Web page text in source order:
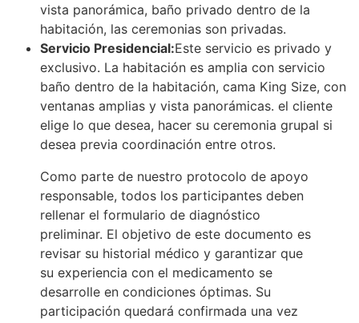
vista panorámica, baño privado dentro de la
habitación, las ceremonias son privadas.
Servicio Presidencial:Este servicio es privado y
exclusivo. La habitación es amplia con servicio
baño dentro de la habitación, cama King Size, con
ventanas amplias y vista panorámicas. el cliente
elige lo que desea, hacer su ceremonia grupal si
desea previa coordinación entre otros.
Como parte de nuestro protocolo de apoyo
responsable, todos los participantes deben
rellenar el formulario de diagnóstico
preliminar. El objetivo de este documento es
revisar su historial médico y garantizar que
su experiencia con el medicamento se
desarrolle en condiciones óptimas. Su
participación quedará confirmada una vez